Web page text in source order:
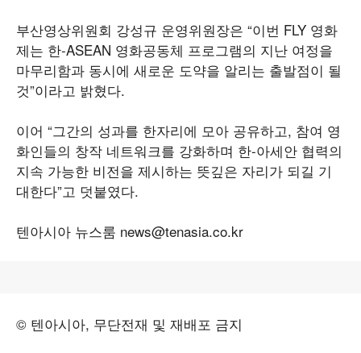
부산영상위원회 강성규 운영위원장은 “이번 FLY 영화
제는 한-ASEAN 영화공동체 프로그램의 지난 여정을
마무리함과 동시에 새로운 도약을 알리는 출발점이 될
것”이라고 밝혔다.
이어 “그간의 성과를 한자리에 모아 공유하고, 참여 영
화인들의 창작 네트워크를 강화하며 한-아세안 협력의
지속 가능한 비전을 제시하는 뜻깊은 자리가 되길 기
대한다”고 덧붙였다.
텐아시아 뉴스룸 news@tenasia.co.kr
© 텐아시아, 무단전재 및 재배포 금지